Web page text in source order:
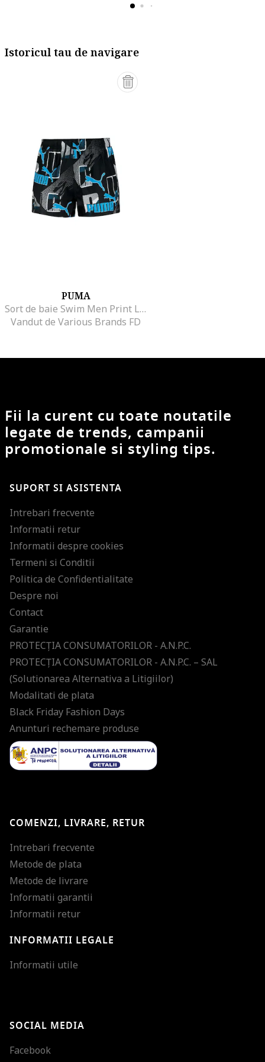
Istoricul tau de navigare
PUMA
Sort de baie Swim Men Print Log-938361-02
Vandut de Various Brands FD
Fii la curent cu toate noutatile
legate de trends, campanii
promotionale si styling tips.
SUPORT SI ASISTENTA
Intrebari frecvente
Informatii retur
Informatii despre cookies
Termeni si Conditii
Politica de Confidentialitate
Despre noi
Contact
Garantie
PROTECŢIA CONSUMATORILOR - A.N.P.C.
PROTECŢIA CONSUMATORILOR - A.N.P.C. – SAL
(Solutionarea Alternativa a Litigiilor)
Modalitati de plata
Black Friday Fashion Days
Anunturi rechemare produse
COMENZI, LIVRARE, RETUR
Intrebari frecvente
Metode de plata
Metode de livrare
Informatii garantii
Informatii retur
INFORMATII LEGALE
Informatii utile
SOCIAL MEDIA
Facebook